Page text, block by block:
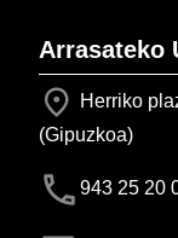
Arrasateko
Herriko
(Gipuzkoa)
943 25 20